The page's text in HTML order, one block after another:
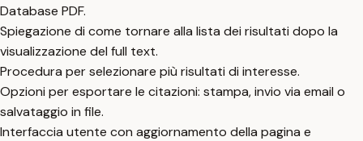
Database PDF.
Spiegazione di come tornare alla lista dei risultati dopo la
visualizzazione del full text.
Procedura per selezionare più risultati di interesse.
Opzioni per esportare le citazioni: stampa, invio via email o
salvataggio in file.
Interfaccia utente con aggiornamento della pagina e